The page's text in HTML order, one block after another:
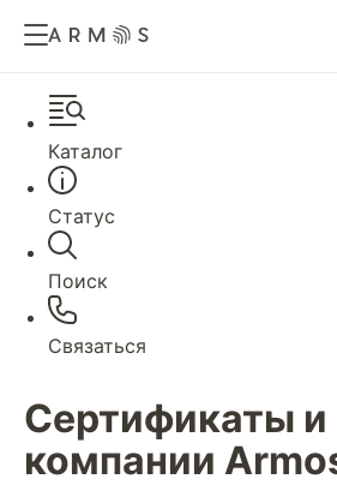
Каталог
Статус
Поиск
Связаться
Сертификаты и
компании